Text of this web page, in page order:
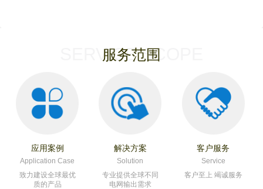
服务范围
SERVICE SCOPE
应用案例
Application Case
致力建设全球最优
质的产品
解决方案
Solution
专业提供全球不同
电网输出需求
客户服务
Service
客户至上 竭诚服务